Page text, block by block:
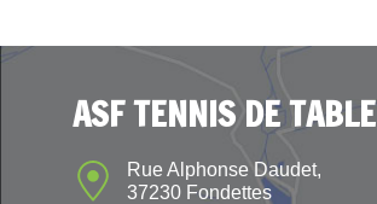
ASF TENNIS DE TABLE
Rue Alphonse Daudet,
37230 Fondettes